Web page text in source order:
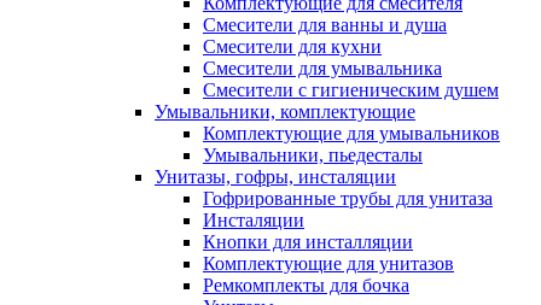
Смесители для ванны и душа
Смесители для кухни
Смесители для умывальника
Смесители с гигиеническим душем
Умывальники, комплектующие
Комплектующие для умывальников
Умывальники, пьедесталы
Унитазы, гофры, инсталяции
Гофрированные трубы для унитаза
Инсталяции
Кнопки для инсталляции
Комплектующие для унитазов
Ремкомплекты для бочка